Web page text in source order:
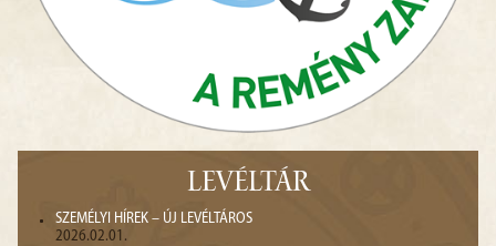
LEVÉLTÁR
SZEMÉLYI HÍREK – ÚJ LEVÉLTÁROS
2026.02.01.